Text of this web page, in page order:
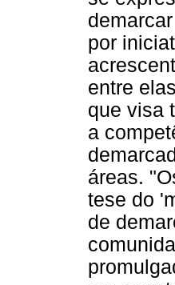
por
entre
que visa
a
áreas.
tese do
de